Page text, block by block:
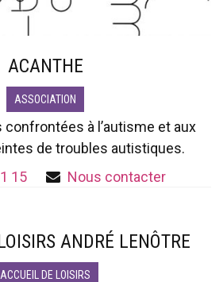
ACANTHE
ASSOCIATION
à l’autisme et aux
de troubles autistiques.
15
Nous contacter
ANDRÉ LENÔTRE
ACCUEIL DE LOISIRS